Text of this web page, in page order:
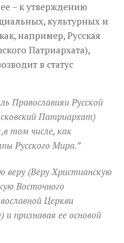
– к утверждению
культурных и
например, Русская
Патриархата),
в статус
Православияи Русской
Патриархат)
том числе, как
Русского Мира.”
веру (Веру Христианскую
Восточного
Церкви
признавая ее основой